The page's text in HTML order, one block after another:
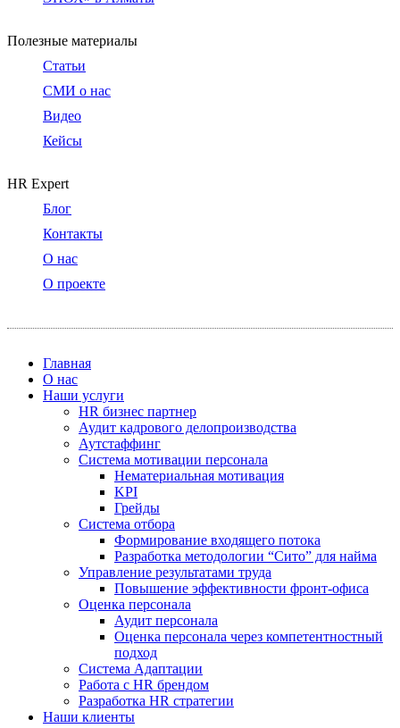
Полезные материалы
Статьи
СМИ о нас
Видео
Кейсы
HR Expert
Блог
Контакты
О нас
О проекте
Главная
О нас
Наши услуги
HR бизнес партнер
Аудит кадрового делопроизводства
Аутстаффинг
Система мотивации персонала
Нематериальная мотивация
KPI
Грейды
Система отбора
Формирование входящего потока
Разработка методологии “Сито” для найма
Управление результатами труда
Повышение эффективности фронт-офиса
Оценка персонала
Аудит персонала
Оценка персонала через компетентностный
подход
Система Адаптации
Работа с HR брендом
Разработка HR стратегии
Наши клиенты